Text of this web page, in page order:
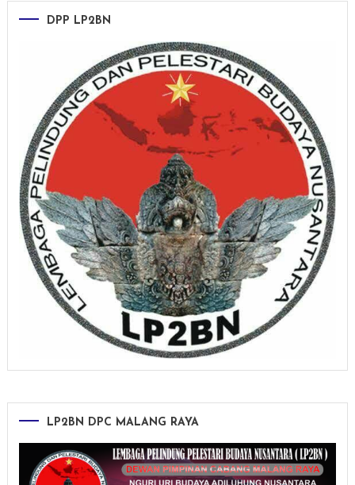
DPP LP2BN
LP2BN DPC MALANG RAYA